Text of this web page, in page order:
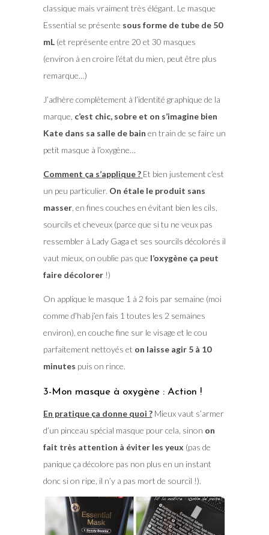
classique mais vraiment très élégant. Le masque
Essential se présente sous forme de tube de 50
mL(et représente entre 20 et 30 masques
(environ à en croire l’état du mien, peut être plus
remarque…)
J’adhère complètement à l’identité graphique de la
marque, c’est chic, sobre et on s’imagine bien
Kate dans sa salle de bain en train de se faire un
petit masque à l’oxygène…
Comment ça s’applique ? Et bien justement c’est
un peu particulier. On étale le produit sans
masser, en fines couches en évitant bien les cils,
sourcils et cheveux (parce que si tu ne veux pas
ressembler à Lady Gaga et ses sourcils décolorés il
vaut mieux, on oublie pas que l’oxygène ça peut
faire décolorer!)
On applique le masque 1 à 2 fois par semaine (moi
comme d’hab j’en fais 1 toutes les 2 semaines
environ), en couche fine sur le visage et le cou
parfaitement nettoyés et on laisse agir 5 à 10
minutes puis on rince.
3-Mon masque à oxygène : Action !
En pratique ça donne quoi ?Mieux vaut s’armer
d’un pinceau spécial masque pour cela, sinon on
fait très attention à éviter les yeux (pas de
panique ça décolore pas non plus en un instant
donc si on ripe, il n’y a pas mort de sourcil !).